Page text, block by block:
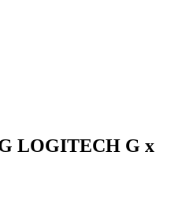
LOGITECH G x